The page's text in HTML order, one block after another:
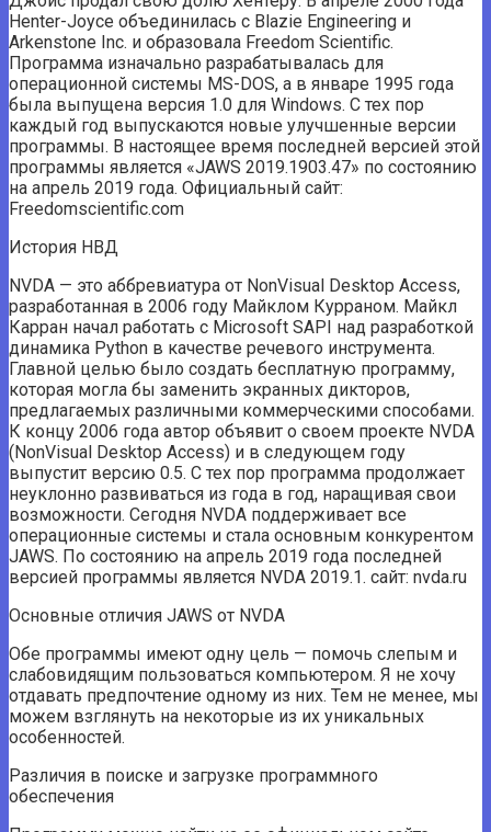
Henter-Joyce объединилась с Blazie Engineering и
Arkenstone Inc. и образовала Freedom Scientific.
Программа изначально разрабатывалась для
операционной системы MS-DOS, а в январе 1995 года
была выпущена версия 1.0 для Windows. С тех пор
каждый год выпускаются новые улучшенные версии
программы. В настоящее время последней версией этой
программы является «JAWS 2019.1903.47» по состоянию
на апрель 2019 года. Официальный сайт:
Freedomscientific.com
История НВД
NVDA — это аббревиатура от NonVisual Desktop Access,
разработанная в 2006 году Майклом Курраном. Майкл
Карран начал работать с Microsoft SAPI над разработкой
динамика Python в качестве речевого инструмента.
Главной целью было создать бесплатную программу,
которая могла бы заменить экранных дикторов,
предлагаемых различными коммерческими способами.
К концу 2006 года автор объявит о своем проекте NVDA
(NonVisual Desktop Access) и в следующем году
выпустит версию 0.5. С тех пор программа продолжает
неуклонно развиваться из года в год, наращивая свои
возможности. Сегодня NVDA поддерживает все
операционные системы и стала основным конкурентом
JAWS. По состоянию на апрель 2019 года последней
версией программы является NVDA 2019.1. сайт: nvda.ru
Основные отличия JAWS от NVDA
Обе программы имеют одну цель — помочь слепым и
слабовидящим пользоваться компьютером. Я не хочу
отдавать предпочтение одному из них. Тем не менее, мы
можем взглянуть на некоторые из их уникальных
особенностей.
Различия в поиске и загрузке программного
обеспечения